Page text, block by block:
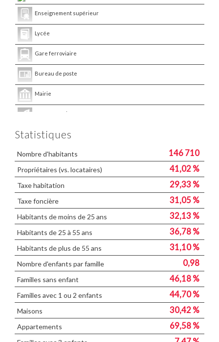
Enseignement supérieur
Lycée
Gare ferroviaire
Bureau de poste
Mairie
Presse et Tabac
Statistiques
Nombre d'habitants 146 710
Propriétaires (vs. locataires) 41,02 %
Taxe habitation 29,33 %
Taxe foncière 31,05 %
Habitants de moins de 25 ans 32,13 %
Habitants de 25 à 55 ans 36,78 %
Habitants de plus de 55 ans 31,10 %
Nombre d'enfants par famille 0,98
Familles sans enfant 46,18 %
Familles avec 1 ou 2 enfants 44,70 %
Maisons 30,42 %
Appartements 69,58 %